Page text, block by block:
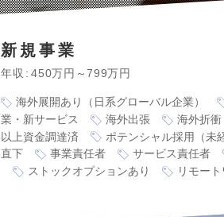
新規事業
年収 450万円～799万円
海外展開あり（日系グローバル企業）
業・新サービス
海外出張 海外折衝
以上資金調達済
ポテンシャル採用（未
直下
事業責任者 サービス責任者
ストックオプションあり
リモー